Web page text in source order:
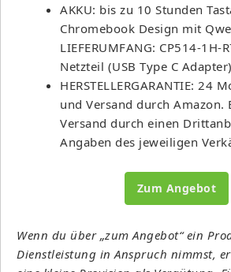
AKKU: bis zu 10 Stunden
Chromebook Design mit
LIEFERUMFANG: CP514-1H-
Netzteil (USB Type C Adapter)
HERSTELLERGARANTIE: 24
und Versand durch Amazon.
Versand durch einen
Angaben des jeweiligen
Zum Angebot
Wenn du über „zum Angebot“ ein
Dienstleistung in Anspruch nimmst,